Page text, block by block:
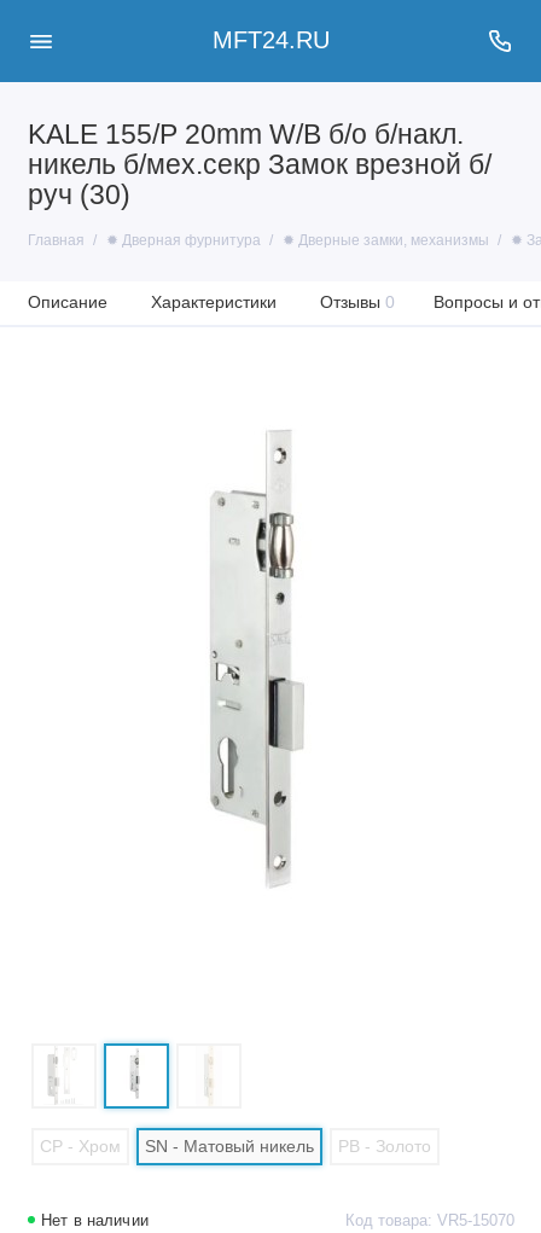
MFT24.RU
KALE 155/P 20mm W/B б/о б/накл.
никель б/мех.секр Замок врезной б/
руч (30)
Главная ✹ Дверная фурнитура ✹ Дверные замки, механизмы ✹
Описание Характеристики Отзывы 0 Вопросы и
Нет в наличии Код товара: VR5-15070
CP - Хром SN - Матовый никель PB - Золото